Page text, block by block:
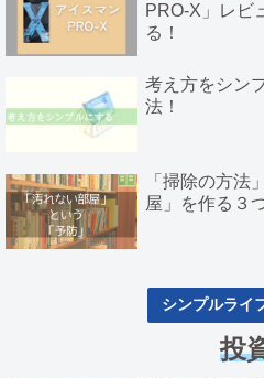
PRO-X」レビ
る！
考え方をシン
法！
「掃除の方法
屋」を作る３
シンプルライ
投